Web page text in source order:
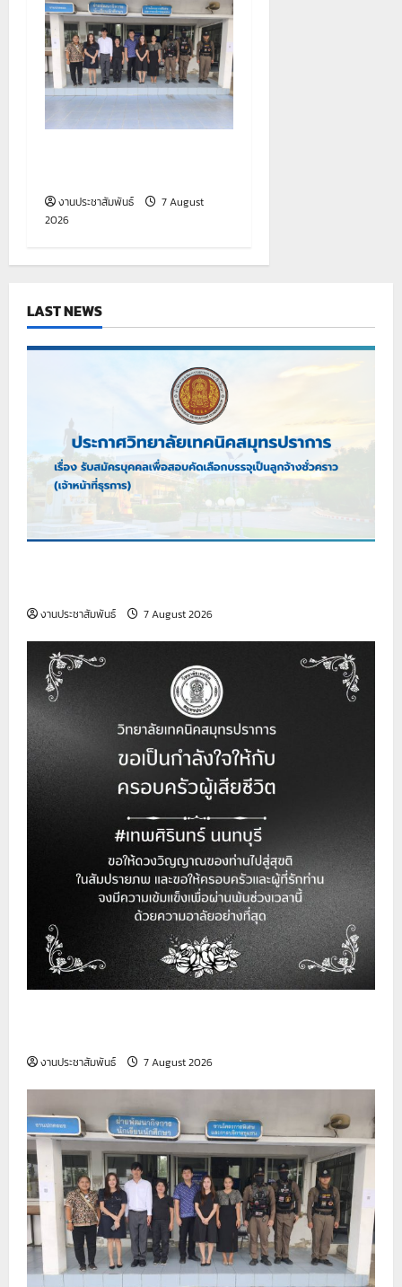
งานประชาสัมพันธ์
7 August
2026
LAST NEWS
งานประชาสัมพันธ์ 7 August 2026
งานประชาสัมพันธ์ 7 August 2026